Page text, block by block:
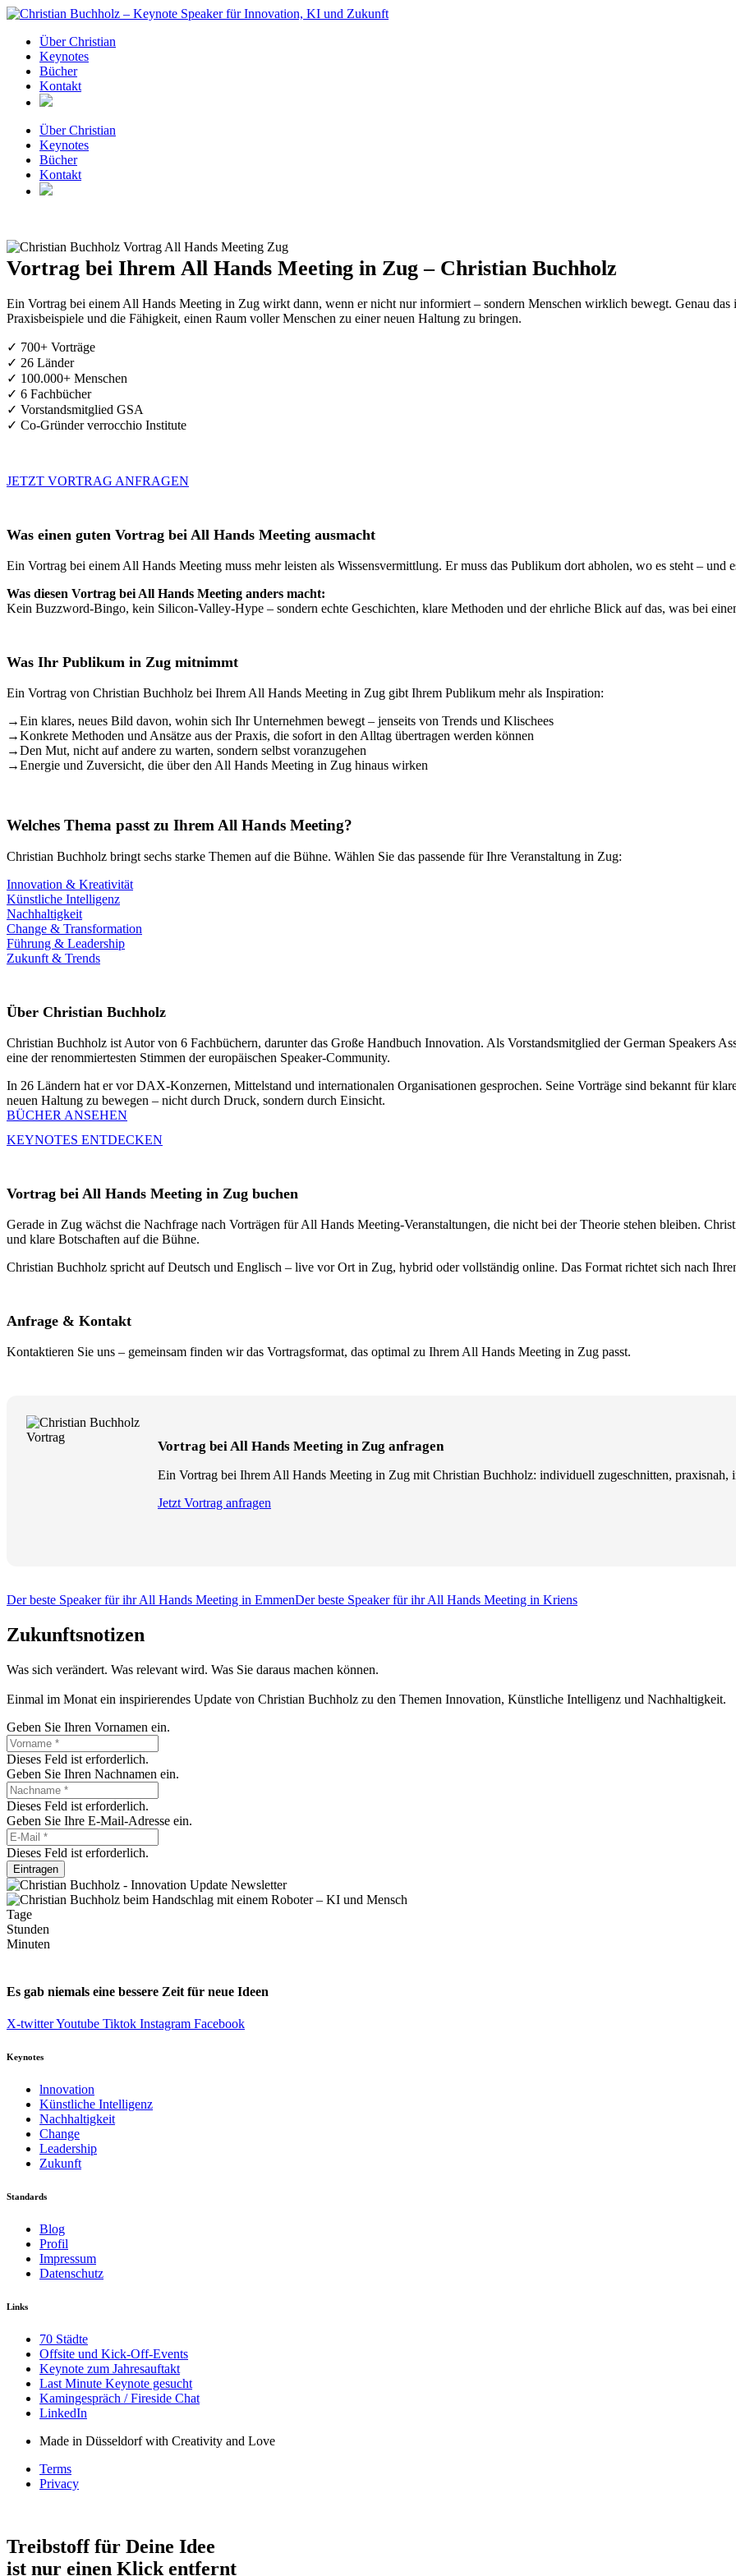
Zum
springenÜber Christian
Keynotes
Bücher
Kontakt
Über Christian
Keynotes
Bücher
Kontakt
Vortrag bei Ihrem All Hands Meeting in Zug – Christian Buchholz
Ein Vortrag bei einem All Hands Meeting in Zug wirkt dann, wenn er nicht nur informiert – sondern Menschen wirklich bewegt. Genau
Praxisbeispiele und die Fähigkeit, einen Raum voller Menschen zu einer neuen Haltung zu bringen.
✓ 700+ Vorträge
✓ 26 Länder
✓ 100.000+ Menschen
✓ 6 Fachbücher
✓ Vorstandsmitglied GSA
✓ Co-Gründer verrocchio Institute
JETZT VORTRAG ANFRAGEN
Was einen guten Vortrag bei All Hands Meeting ausmacht
Ein Vortrag bei einem All Hands Meeting muss mehr leisten als Wissensvermittlung. Er muss das Publikum dort abholen, wo es steht – und
Was diesen Vortrag bei All Hands Meeting anders macht:
Kein Buzzword-Bingo, kein Silicon-Valley-Hype – sondern echte Geschichten, klare Methoden und der ehrliche Blick auf das, was bei
Was Ihr Publikum in Zug mitnimmt
Ein Vortrag von Christian Buchholz bei Ihrem All Hands Meeting in Zug gibt Ihrem Publikum mehr als Inspiration:
→Ein klares, neues Bild davon, wohin sich Ihr Unternehmen bewegt – jenseits von Trends und Klischees
→Konkrete Methoden und Ansätze aus der Praxis, die sofort in den Alltag übertragen werden können
→Den Mut, nicht auf andere zu warten, sondern selbst voranzugehen
→Energie und Zuversicht, die über den All Hands Meeting in Zug hinaus wirken
Welches Thema passt zu Ihrem All Hands Meeting?
Christian Buchholz bringt sechs starke Themen auf die Bühne. Wählen Sie das passende für Ihre Veranstaltung in Zug:
Innovation & Kreativität
Künstliche Intelligenz
Nachhaltigkeit
Change & Transformation
Führung & Leadership
Zukunft & Trends
Über Christian Buchholz
Christian Buchholz ist Autor von 6 Fachbüchern, darunter das Große Handbuch Innovation. Als Vorstandsmitglied der German Speakers
eine der renommiertesten Stimmen der europäischen Speaker-Community.
In 26 Ländern hat er vor DAX-Konzernen, Mittelstand und internationalen Organisationen gesprochen. Seine Vorträge sind bekannt für
neuen Haltung zu bewegen – nicht durch Druck, sondern durch Einsicht.
BÜCHER ANSEHEN
KEYNOTES ENTDECKEN
Vortrag bei All Hands Meeting in Zug buchen
Gerade in Zug wächst die Nachfrage nach Vorträgen für All Hands Meeting-Veranstaltungen, die nicht bei der Theorie stehen bleiben.
und klare Botschaften auf die Bühne.
Christian Buchholz spricht auf Deutsch und Englisch – live vor Ort in Zug, hybrid oder vollständig online. Das Format richtet sich nach
Anfrage & Kontakt
Kontaktieren Sie uns – gemeinsam finden wir das Vortragsformat, das optimal zu Ihrem All Hands Meeting in Zug passt.
Vortrag bei All Hands Meeting in Zug anfragen
Ein Vortrag bei Ihrem All Hands Meeting in Zug mit Christian Buchholz: individuell zugeschnitten, praxisnah,
Jetzt Vortrag anfragen
Der beste Speaker für ihr All Hands Meeting in EmmenDer beste Speaker für ihr All Hands Meeting in Kriens
Zukunftsnotizen
Was sich verändert. Was relevant wird. Was Sie daraus machen können.
Einmal im Monat ein inspirierendes Update von Christian Buchholz zu den Themen Innovation, Künstliche Intelligenz und Nachhaltigkeit.
Geben Sie Ihren Vornamen ein.
Dieses Feld ist erforderlich.
Geben Sie Ihren Nachnamen ein.
Dieses Feld ist erforderlich.
Geben Sie Ihre E-Mail-Adresse ein.
Dieses Feld ist erforderlich.
Eintragen
Tage
Stunden
Minuten
Es gab niemals eine bessere Zeit für neue Ideen
X-twitterYoutube Tiktok Instagram Facebook
Keynotes
lnnovation
Künstliche Intelligenz
Nachhaltigkeit
Change
Leadership
Zukunft
Standards
Blog
Profil
Impressum
Datenschutz
Links
70 Städte
Offsite und Kick-Off-Events
Keynote zum Jahresauftakt
Last Minute Keynote gesucht
Kamingespräch / Fireside Chat
LinkedIn
Made in Düsseldorf with Creativity and Love
Terms
Privacy
Treibstoff für Deine Idee
ist nur einen Klick entfernt